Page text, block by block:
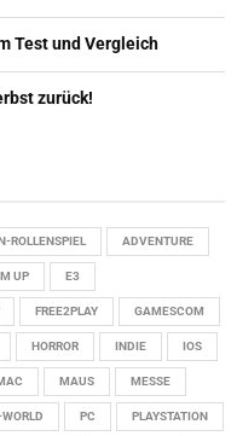
Test und Vergleich
zurück!
ROLLENSPIEL ADVENTURE
UP E3
FREE2PLAY GAMESCOM
HORROR INDIE IOS
MAUS MESSE
PC PLAYSTATION